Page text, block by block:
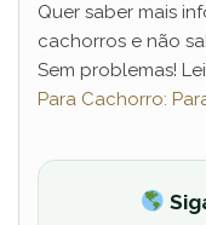
Quer saber mais
cachorros e não
Sem problemas!
Para Cachorro: